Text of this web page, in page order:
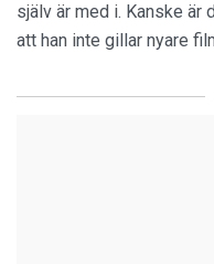
själv är med i. Kanske är
att han inte gillar nyare